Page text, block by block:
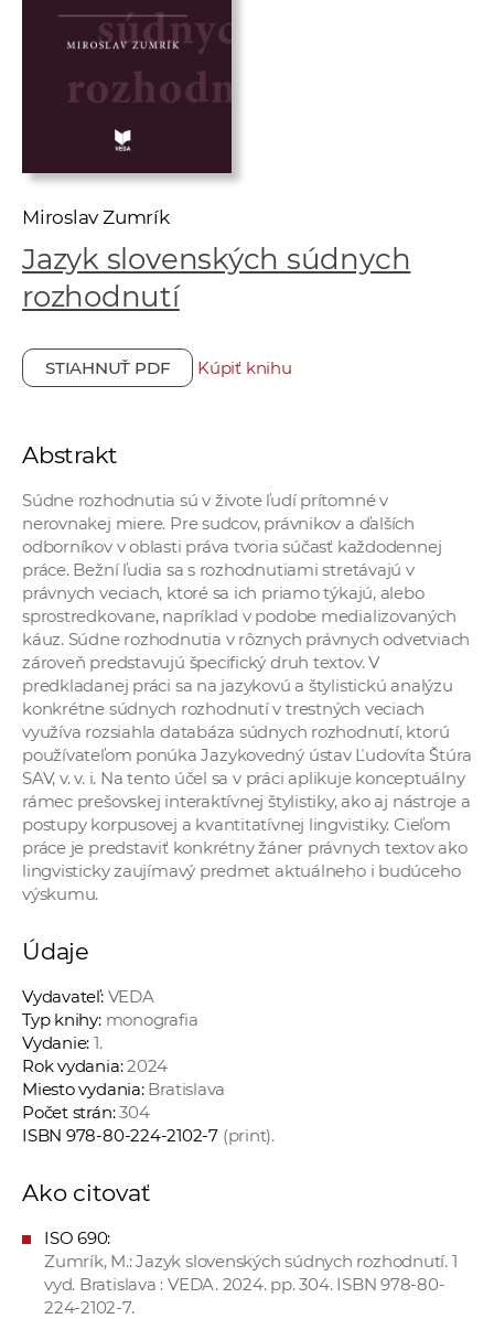
o
v
n
í
o
c
h
S
A
V
Miroslav Zumrík
Jazyk slovenských súdnych
rozhodnutí
STIAHNUŤ PDF Kúpiť knihu
Abstrakt
Súdne rozhodnutia sú v živote ľudí prítomné v
nerovnakej miere. Pre sudcov, právnikov a ďalších
odborníkov v oblasti práva tvoria súčasť každodennej
práce. Bežní ľudia sa s rozhodnutiami stretávajú v
právnych veciach, ktoré sa ich priamo týkajú, alebo
sprostredkovane, napríklad v podobe medializovaných
káuz. Súdne rozhodnutia v rôznych právnych odvetviach
zároveň predstavujú špecifický druh textov. V
predkladanej práci sa na jazykovú a štylistickú analýzu
konkrétne súdnych rozhodnutí v trestných veciach
využíva rozsiahla databáza súdnych rozhodnutí, ktorú
používateľom ponúka Jazykovedný ústav Ľudovíta Štúra
SAV, v. v. i. Na tento účel sa v práci aplikuje konceptuálny
rámec prešovskej interaktívnej štylistiky, ako aj nástroje a
postupy korpusovej a kvantitatívnej lingvistiky. Cieľom
práce je predstaviť konkrétny žáner právnych textov ako
lingvisticky zaujímavý predmet aktuálneho i budúceho
výskumu.
Údaje
Vydavateľ: VEDA
Typ knihy:monografia
Vydanie: 1.
Rok vydania:2024
Miesto vydania:Bratislava
Počet strán:304
ISBN 978-80-224-2102-7 (print).
Ako citovať
ISO 690:
Zumrík, M.: Jazyk slovenských súdnych rozhodnutí. 1
vyd. Bratislava : VEDA. 2024. pp. 304. ISBN 978-80-
224-2102-7.